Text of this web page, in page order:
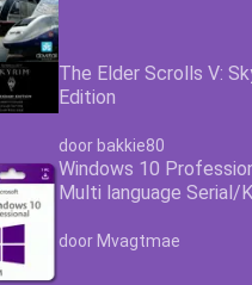
The Elder Scrolls V:
Edition
Waardering4.63
door bakkie80
Windows 10
Multi language Serial/
Waardering4.63
door Mvagtmae